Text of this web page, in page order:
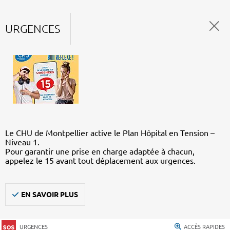
URGENCES
Le CHU de Montpellier active le Plan Hôpital en Tension –
Niveau 1.
Pour garantir une prise en charge adaptée à chacun,
appelez le 15 avant tout déplacement aux urgences.
EN SAVOIR PLUS
URGENCES ACCÈS RAPIDES